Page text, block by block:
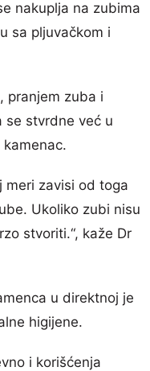
nakuplja na zubima
sa pljuvačkom i
pranjem zuba i
se stvrdne već u
meri zavisi od toga
Ukoliko zubi nisu
stvoriti.“, kaže Dr
u direktnoj je
higijene.
i korišćenja